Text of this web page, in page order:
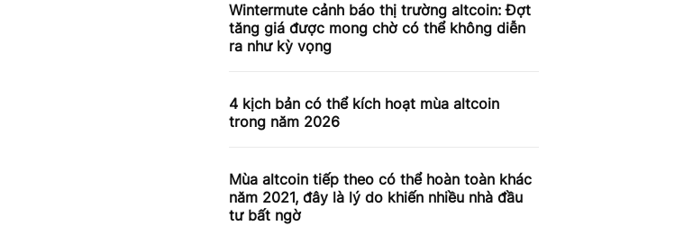
Wintermute cảnh báo thị trường altcoin: Đợt
tăng giá được mong chờ có thể không diễn
ra như kỳ vọng
4 kịch bản có thể kích hoạt mùa altcoin
trong năm 2026
Mùa altcoin tiếp theo có thể hoàn toàn khác
năm 2021, đây là lý do khiến nhiều nhà đầu
tư bất ngờ